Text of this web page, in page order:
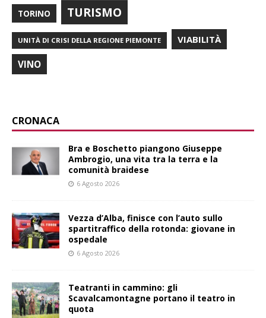
TORINO TURISMO
UNITÀ DI CRISI DELLA REGIONE PIEMONTE VIABILITÀ
VINO
CRONACA
Bra e Boschetto piangono Giuseppe
Ambrogio, una vita tra la terra e la
comunità braidese
6 Agosto 2026
Vezza d’Alba, finisce con l’auto sullo
spartitraffico della rotonda: giovane in
ospedale
6 Agosto 2026
Teatranti in cammino: gli
Scavalcamontagne portano il teatro in
quota